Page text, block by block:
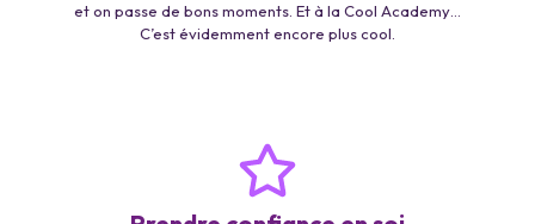
et on passe de bons moments. Et à la Cool Academy…
C’est évidemment encore plus cool.